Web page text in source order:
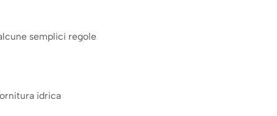
semplici regole
idrica